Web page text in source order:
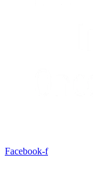
Facebook-f